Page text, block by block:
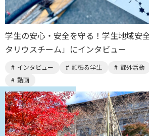
学生の安心・安全を守る！学生地域安
タリウスチーム」にインタビュー
インタビュー 頑張る学生 課外活動
動画